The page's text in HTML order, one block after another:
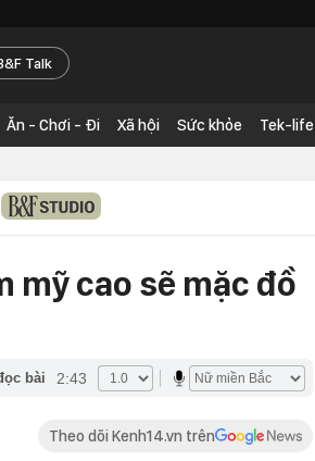
Talk
Ăn - Chơi - Đi Xã hội Sức khỏe Tek-life
mỹ cao sẽ mặc đồ
bài 2:43
Theo dõi Kenh14.vn trên